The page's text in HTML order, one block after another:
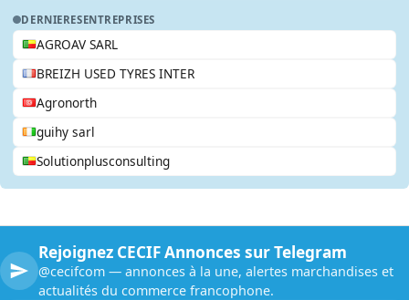
DERNIERESENTREPRISES
AGROAV SARL
BREIZH USED TYRES INTER
Agronorth
guihy sarl
Solutionplusconsulting
Rejoignez CECIF Annonces sur Telegram
@cecifcom — annonces à la une, alertes marchandises et
actualités du commerce francophone.